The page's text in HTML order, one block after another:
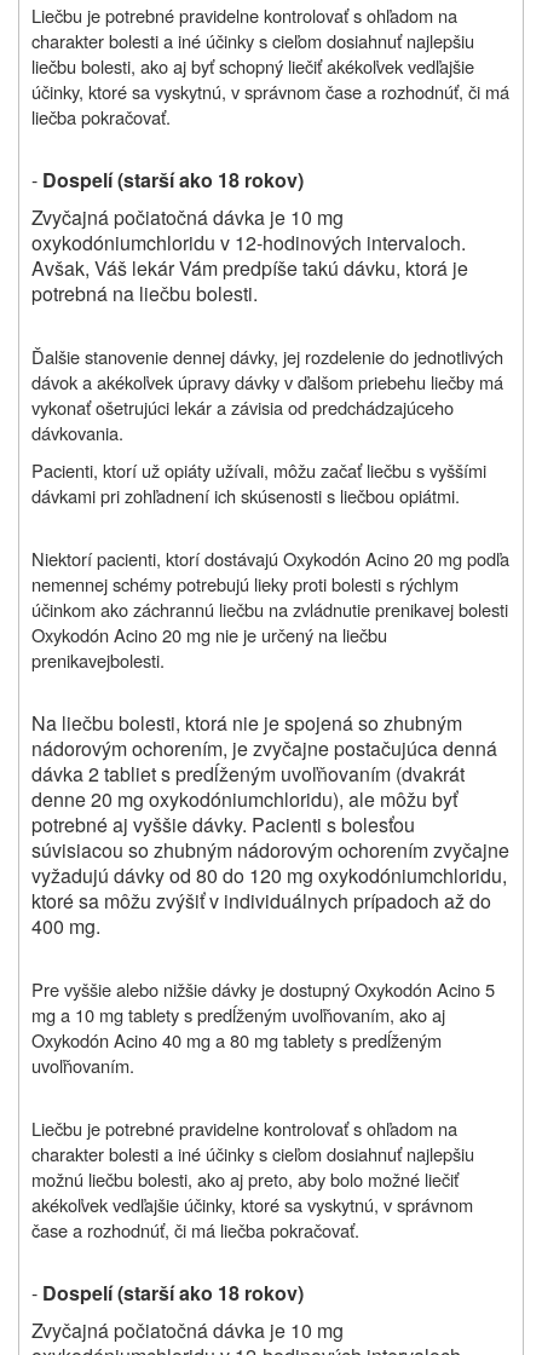
Liečbu je potrebné pravidelne kontrolovať s ohľadom na
charakter bolesti a iné účinky s cieľom dosiahnuť najlepšiu
liečbu bolesti, ako aj byť schopný liečiť akékoľvek vedľajšie
účinky, ktoré sa vyskytnú, v správnom čase a rozhodnúť, či má
liečba pokračovať.
- Dospelí (starší ako 18 rokov)
Zvyčajná počiatočná dávka je 10 mg
oxykodóniumchloridu v 12-hodinových intervaloch.
Avšak, Váš lekár Vám predpíše takú dávku, ktorá je
potrebná na liečbu bolesti.
Ďalšie stanovenie dennej dávky, jej rozdelenie do jednotlivých
dávok a akékoľvek úpravy dávky v ďalšom priebehu liečby má
vykonať ošetrujúci lekár a závisia od predchádzajúceho
dávkovania.
Pacienti, ktorí už opiáty užívali, môžu začať liečbu s vyššími
dávkami pri zohľadnení ich skúsenosti s liečbou opiátmi.
Niektorí pacienti, ktorí dostávajú Oxykodón Acino 20 mg podľa
nemennej schémy potrebujú lieky proti bolesti s rýchlym
účinkom ako záchrannú liečbu na zvládnutie prenikavej bolesti
Oxykodón Acino 20 mg nie je určený na liečbu
prenikavejbolesti.
Na liečbu bolesti, ktorá nie je spojená so zhubným
nádorovým ochorením, je zvyčajne postačujúca denná
dávka 2 tabliet s predĺženým uvoľňovaním (dvakrát
denne 20 mg oxykodóniumchloridu), ale môžu byť
potrebné aj vyššie dávky. Pacienti s bolesťou
súvisiacou so zhubným nádorovým ochorením zvyčajne
vyžadujú dávky od 80 do 120 mg oxykodóniumchloridu,
ktoré sa môžu zvýšiť v individuálnych prípadoch až do
400 mg.
Pre vyššie alebo nižšie dávky je dostupný Oxykodón Acino 5
mg a 10 mg tablety s predĺženým uvoľňovaním, ako aj
Oxykodón Acino 40 mg a 80 mg tablety s predĺženým
uvoľňovaním.
Liečbu je potrebné pravidelne kontrolovať s ohľadom na
charakter bolesti a iné účinky s cieľom dosiahnuť najlepšiu
možnú liečbu bolesti, ako aj preto, aby bolo možné liečiť
akékoľvek vedľajšie účinky, ktoré sa vyskytnú, v správnom
čase a rozhodnúť, či má liečba pokračovať.
- Dospelí (starší ako 18 rokov)
Zvyčajná počiatočná dávka je 10 mg